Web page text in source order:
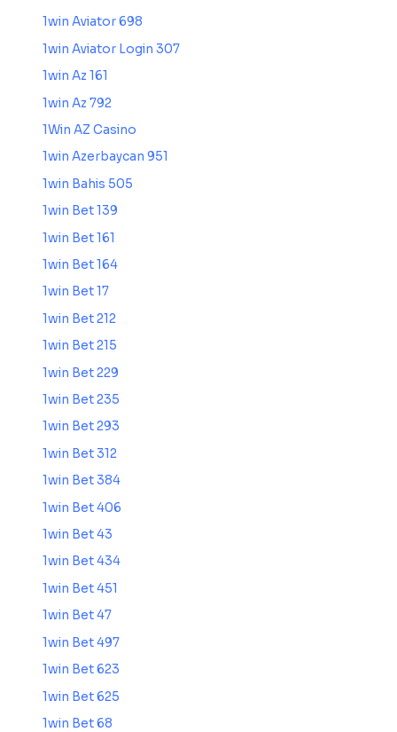
1win Aviator 698
1win Aviator Login 307
1win Az 161
1win Az 792
1Win AZ Casino
1win Azerbaycan 951
1win Bahis 505
1win Bet 139
1win Bet 161
1win Bet 164
1win Bet 17
1win Bet 212
1win Bet 215
1win Bet 229
1win Bet 235
1win Bet 293
1win Bet 312
1win Bet 384
1win Bet 406
1win Bet 43
1win Bet 434
1win Bet 451
1win Bet 47
1win Bet 497
1win Bet 623
1win Bet 625
1win Bet 68